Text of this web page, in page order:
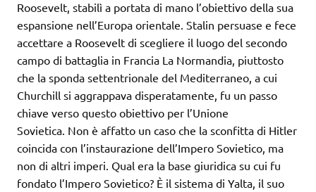
Roosevelt, stabilì a portata di mano l’obiettivo della sua
espansione nell’Europa orientale. Stalin persuase e fece
accettare a Roosevelt di scegliere il luogo del secondo
campo di battaglia in Francia La Normandia, piuttosto
che la sponda settentrionale del Mediterraneo, a cui
Churchill si aggrappava disperatamente, fu un passo
chiave verso questo obiettivo per l’Unione
Sovietica. Non è affatto un caso che la sconfitta di Hitler
coincida con l’instaurazione dell’Impero Sovietico, ma
non di altri imperi. Qual era la base giuridica su cui fu
fondato l’Impero Sovietico? È il sistema di Yalta, il suo